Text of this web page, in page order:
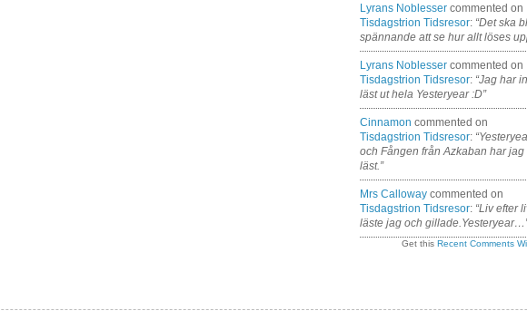
Lyrans Noblesser commented on
Tisdagstrion Tidsresor: “Det ska
spännande att se hur allt löses
Lyrans Noblesser commented on
Tisdagstrion Tidsresor: “Jag har
läst ut hela Yesteryear :D”
Cinnamon commented on
Tisdagstrion Tidsresor:
och Fången från Azkaban har jag
läst.”
Mrs Calloway commented on
Tisdagstrion Tidsresor: “Liv efter
läste jag och
Get this Recent Comments